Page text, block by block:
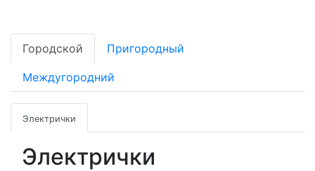
Городской Пригородный
Междугородний
Электрички
Электрички